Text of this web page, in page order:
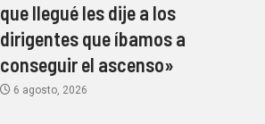
que llegué les dije a los
dirigentes que íbamos a
conseguir el ascenso»
6 agosto, 2026